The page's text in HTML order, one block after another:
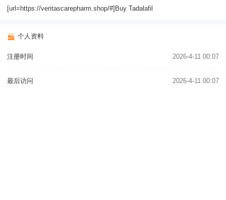
[url=https://veritascarepharm.shop/#]Buy Tadalafil
个人资料
注册时间 2026-4-11 00:07
最后访问 2026-4-11 00:07